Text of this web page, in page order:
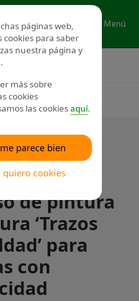
Menú
su XII
de pintura
‘Trazos
para
con
páginas web,
cookies para saber
nuestra página y
más sobre
cookies
las cookiesaquí.
parece bien
quiero cookies